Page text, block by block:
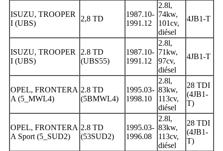
ISUZU, TROOPER
I (UBS)
2,8 TD
1987.10-
1991.12
2.8l,
74kw,
101cv,
diésel
4JB1-T
ISUZU, TROOPER
I (UBS)
2.8 TD
(UBS55)
1987.10-
1991.12
2.8l,
71kw,
97cv,
diésel
4JB1-T
OPEL, FRONTERA
A (5_MWL4)
2.8 TD
(5BMWL4)
1995.03-
1998.10
2.8l,
83kw,
113cv,
diésel
28 TDI
(4JB1-
T)
OPEL, FRONTERA
A Sport (5_SUD2)
2.8 TD
(53SUD2)
1995.03-
1996.08
2.8l,
83kw,
113cv,
diésel
28 TDI
(4JB1-
T)